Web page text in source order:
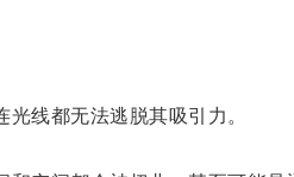
线都无法逃脱其吸引力。